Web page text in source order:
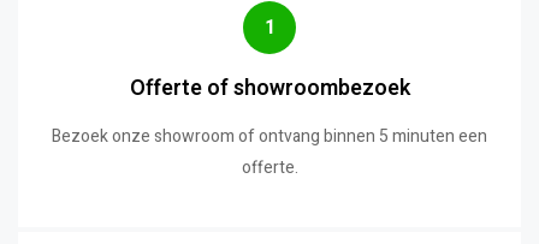
1
Offerte of showroombezoek
Bezoek onze showroom of ontvang binnen 5 minuten een
offerte.